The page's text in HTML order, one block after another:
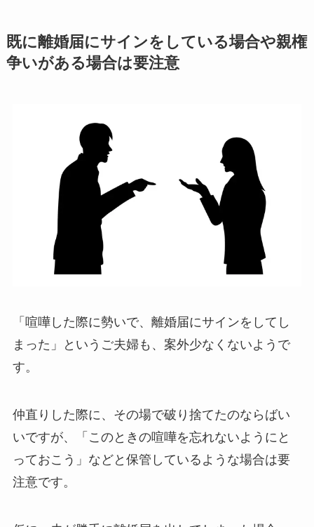
既に離婚届にサインをしている場合や親権
争いがある場合は要注意
「喧嘩した際に勢いで、離婚届にサインをしてし
まった」というご夫婦も、案外少なくないようで
す。
仲直りした際に、その場で破り捨てたのならばい
いですが、「このときの喧嘩を忘れないようにと
っておこう」などと保管しているような場合は要
注意です。